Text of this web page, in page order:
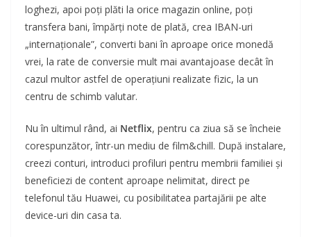
loghezi, apoi poți plăti la orice magazin online, poți
transfera bani, împărți note de plată, crea IBAN-uri
„internaționale”, converti bani în aproape orice monedă
vrei, la rate de conversie mult mai avantajoase decât în
cazul multor astfel de operațiuni realizate fizic, la un
centru de schimb valutar.
Nu în ultimul rând, ai Netflix, pentru ca ziua să se încheie
corespunzător, într-un mediu de film&chill. După instalare,
creezi conturi, introduci profiluri pentru membrii familiei și
beneficiezi de content aproape nelimitat, direct pe
telefonul tău Huawei, cu posibilitatea partajării pe alte
device-uri din casa ta.